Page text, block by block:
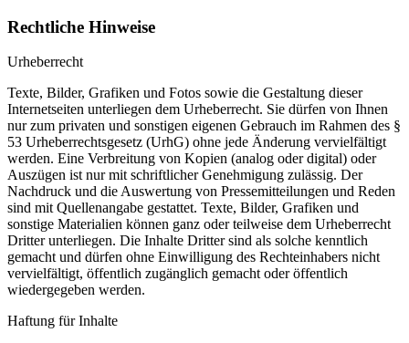
Rechtliche Hinweise
Urheberrecht
Texte, Bilder, Grafiken und Fotos sowie die Gestaltung dieser
Internetseiten unterliegen dem Urheberrecht. Sie dürfen von Ihnen
nur zum privaten und sonstigen eigenen Gebrauch im Rahmen des §
53 Urheberrechtsgesetz (UrhG) ohne jede Änderung vervielfältigt
werden. Eine Verbreitung von Kopien (analog oder digital) oder
Auszügen ist nur mit schriftlicher Genehmigung zulässig. Der
Nachdruck und die Auswertung von Pressemitteilungen und Reden
sind mit Quellenangabe gestattet. Texte, Bilder, Grafiken und
sonstige Materialien können ganz oder teilweise dem Urheberrecht
Dritter unterliegen. Die Inhalte Dritter sind als solche kenntlich
gemacht und dürfen ohne Einwilligung des Rechteinhabers nicht
vervielfältigt, öffentlich zugänglich gemacht oder öffentlich
wiedergegeben werden.
Haftung für Inhalte